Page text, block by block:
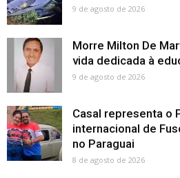
9 de agosto de 2026
Morre Milton De
vida dedicada à
9 de agosto de 2026
Casal representa o
internacional de
no Paraguai
8 de agosto de 2026